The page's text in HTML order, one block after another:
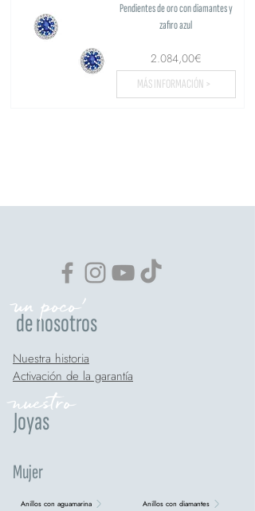
Pendientes de oro con diamantes y
zafiro azul
2.084,00€
MÁS INFORMACIÓN >
de nosotros
un poco'
Nuestra historia
Activación de la garantía
nuestro
Joyas
Mujer
Anillos con aguamarina Anillos con diamantes